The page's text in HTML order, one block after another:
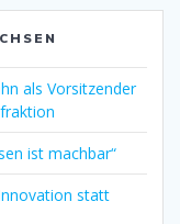
als Vorsitzender
ist machbar“
statt